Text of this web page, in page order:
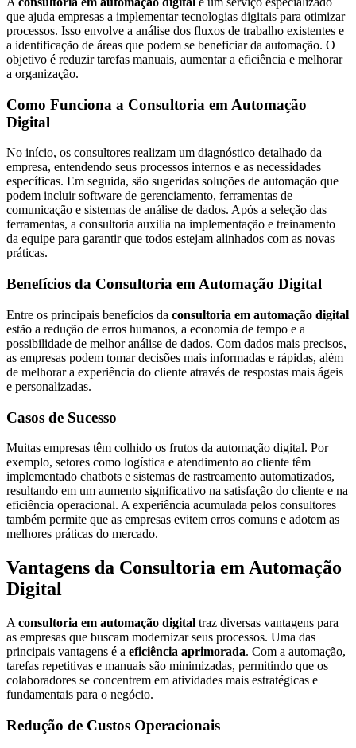
que ajuda empresas a implementar tecnologias digitais para otimizar
processos. Isso envolve a análise dos fluxos de trabalho existentes e
a identificação de áreas que podem se beneficiar da automação. O
objetivo é reduzir tarefas manuais, aumentar a eficiência e melhorar
a organização.
Como Funciona a Consultoria em Automação
Digital
No início, os consultores realizam um diagnóstico detalhado da
empresa, entendendo seus processos internos e as necessidades
específicas. Em seguida, são sugeridas soluções de automação que
podem incluir software de gerenciamento, ferramentas de
comunicação e sistemas de análise de dados. Após a seleção das
ferramentas, a consultoria auxilia na implementação e treinamento
da equipe para garantir que todos estejam alinhados com as novas
práticas.
Benefícios da Consultoria em Automação Digital
Entre os principais benefícios da consultoria em automação digital
estão a redução de erros humanos, a economia de tempo e a
possibilidade de melhor análise de dados. Com dados mais precisos,
as empresas podem tomar decisões mais informadas e rápidas, além
de melhorar a experiência do cliente através de respostas mais ágeis
e personalizadas.
Casos de Sucesso
Muitas empresas têm colhido os frutos da automação digital. Por
exemplo, setores como logística e atendimento ao cliente têm
implementado chatbots e sistemas de rastreamento automatizados,
resultando em um aumento significativo na satisfação do cliente e na
eficiência operacional. A experiência acumulada pelos consultores
também permite que as empresas evitem erros comuns e adotem as
melhores práticas do mercado.
Vantagens da Consultoria em Automação
Digital
A consultoria em automação digital traz diversas vantagens para
as empresas que buscam modernizar seus processos. Uma das
principais vantagens é a eficiência aprimorada. Com a automação,
tarefas repetitivas e manuais são minimizadas, permitindo que os
colaboradores se concentrem em atividades mais estratégicas e
fundamentais para o negócio.
Redução de Custos Operacionais